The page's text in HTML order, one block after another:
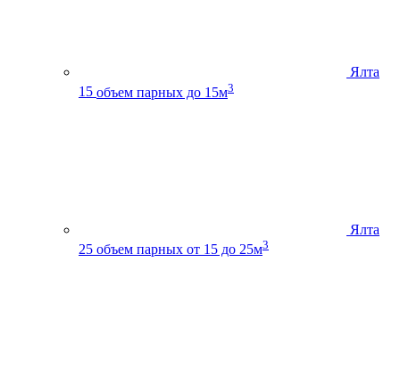
Ялта
15 объем парных до 15м3
Ялта
25 объем парных от 15 до 25м3